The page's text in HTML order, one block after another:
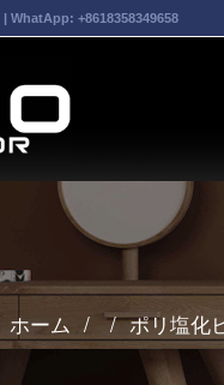
| WhatApp: +8618358349658
ホーム / / ポリ塩化